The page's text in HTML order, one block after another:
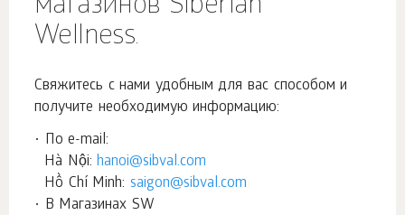
магазинов Siberian
Wellness.
Свяжитесь с нами удобным для вас способом и
получите необходимую информацию:
• По e-mail:
Hà Nội:hanoi@sibval.com
Hồ Chí Minh: saigon@sibval.com
• В Магазинах SW